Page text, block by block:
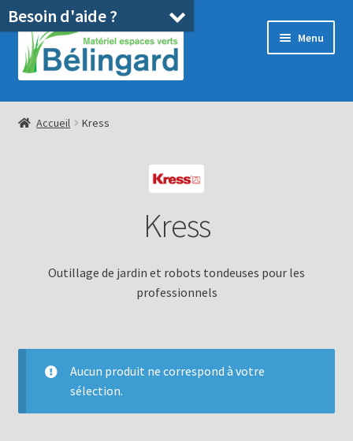
Aller
la
Aller
au
contenu
Menu
Accueil
Occasions
Accueil Kress
Kress
Outillage de jardin et robots tondeuses pour les
professionnels
Aucun produit ne correspond à votre
sélection.
Besoin d'aide ?